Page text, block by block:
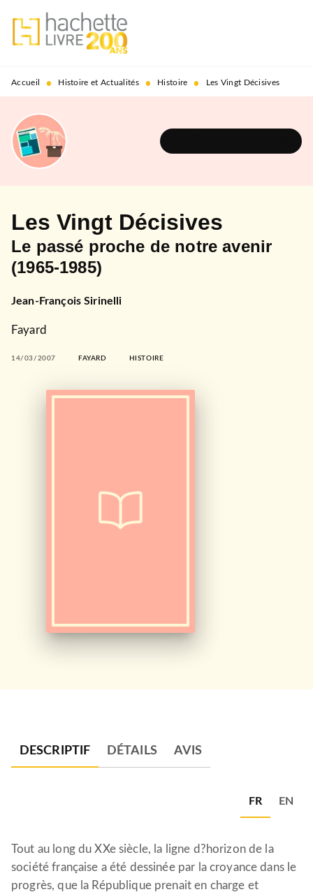
MENU RECHERCHE
PIED DE PAGE
Accueil • Histoire et Actualités • Histoire • Les Vingt Décisives
Les Vingt Décisives
Le passé proche de notre avenir
(1965-1985)
Jean-François Sirinelli
Fayard
14/03/2007 FAYARD HISTOIRE
DESCRIPTIF DÉTAILS AVIS
FR EN
Tout au long du XXe siècle, la ligne d?horizon de la
société française a été dessinée par la croyance dans le
progrès, que la République prenait en charge et